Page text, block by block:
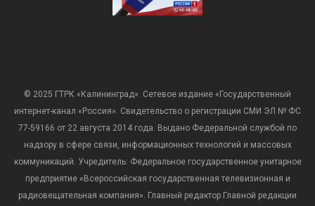
© 2025 ГТРК «Калининград». Сетевое издание «Государственный
интернет-канал «Россия». Свидетельство о регистрации СМИ ЭЛ № ФС
77-59166 от 22 августа 2014 года. Выдано Федеральной службой по
надзору в сфере связи, информационных технологий и массовых
коммуникаций. Учредитель: Федеральное государственное унитарное
предприятие «Всероссийская государственная телевизионная и
радиовещательная компания». Главный редактор Главной редакции